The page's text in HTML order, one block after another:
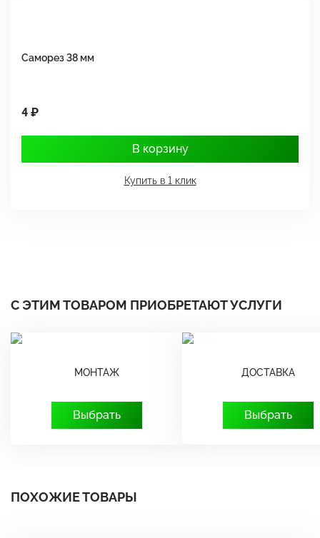
Саморез 38 мм
4 ₽
В корзину
Купить в 1 клик
С ЭТИМ ТОВАРОМ ПРИОБРЕТАЮТ УСЛУГИ
МОНТАЖ
Выбрать
ДОСТАВКА
Выбрать
ПОХОЖИЕ ТОВАРЫ